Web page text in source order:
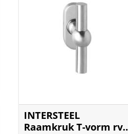
INTERSTEEL
Raamkruk T-vorm rvs